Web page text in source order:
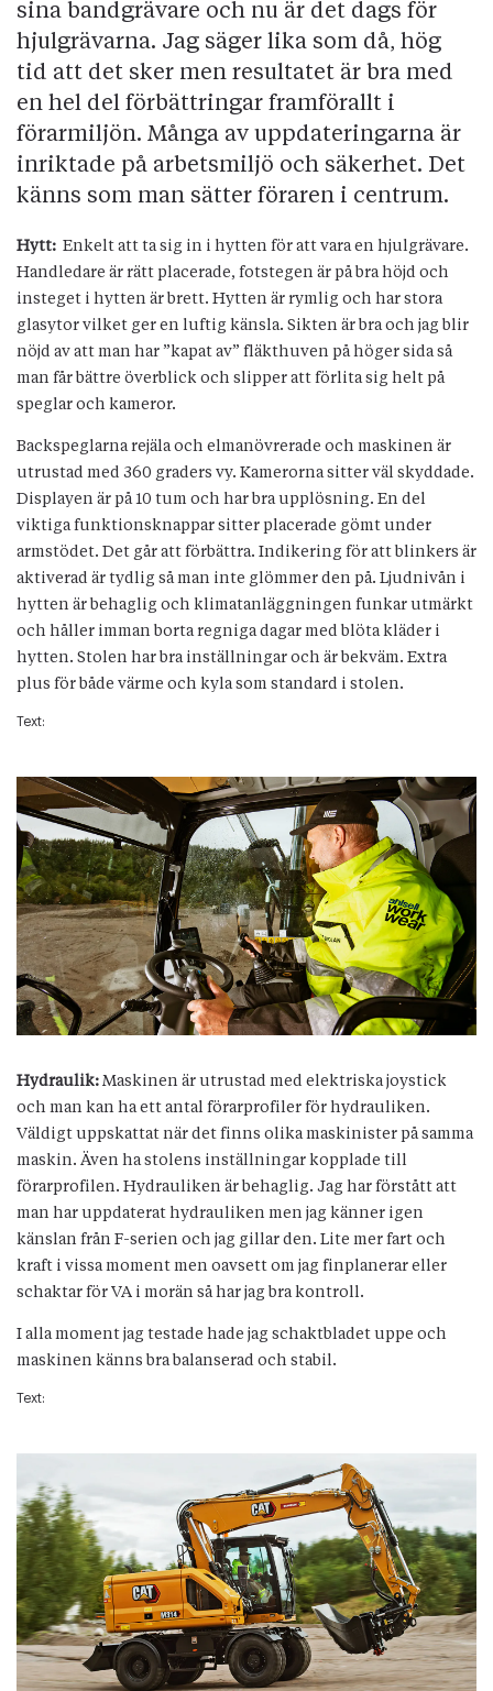
sina bandgrävare och nu är det dags för
hjulgrävarna. Jag säger lika som då, hög
tid att det sker men resultatet är bra med
en hel del förbättringar framförallt i
förarmiljön. Många av uppdateringarna är
inriktade på arbetsmiljö och säkerhet. Det
känns som man sätter föraren i centrum.
Hytt: Enkelt att ta sig in i hytten för att vara en hjulgrävare.
Handledare är rätt placerade, fotstegen är på bra höjd och
insteget i hytten är brett. Hytten är rymlig och har stora
glasytor vilket ger en luftig känsla. Sikten är bra och jag blir
nöjd av att man har ”kapat av” fläkthuven på höger sida så
man får bättre överblick och slipper att förlita sig helt på
speglar och kameror.
Backspeglarna rejäla och elmanövrerade och maskinen är
utrustad med 360 graders vy. Kamerorna sitter väl skyddade.
Displayen är på 10 tum och har bra upplösning. En del
viktiga funktionsknappar sitter placerade gömt under
armstödet. Det går att förbättra. Indikering för att blinkers är
aktiverad är tydlig så man inte glömmer den på. Ljudnivån i
hytten är behaglig och klimatanläggningen funkar utmärkt
och håller imman borta regniga dagar med blöta kläder i
hytten. Stolen har bra inställningar och är bekväm. Extra
plus för både värme och kyla som standard i stolen.
Text:
Hydraulik: Maskinen är utrustad med elektriska joystick
och man kan ha ett antal förarprofiler för hydrauliken.
Väldigt uppskattat när det finns olika maskinister på samma
maskin. Även ha stolens inställningar kopplade till
förarprofilen. Hydrauliken är behaglig. Jag har förstått att
man har uppdaterat hydrauliken men jag känner igen
känslan från F-serien och jag gillar den. Lite mer fart och
kraft i vissa moment men oavsett om jag finplanerar eller
schaktar för VA i morän så har jag bra kontroll.
I alla moment jag testade hade jag schaktbladet uppe och
maskinen känns bra balanserad och stabil.
Text: